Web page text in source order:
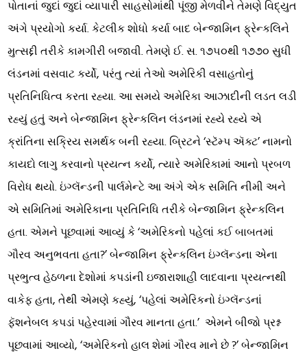
પોતાનાં જુદાં જુદાં વ્યાપારી સાહસોમાંથી પૂંજી મેળવીને તેમણે વિદ્યુત
અંગે પ્રયોગો કર્યા. કેટલીક શોધો કર્યા બાદ બેન્જામિન ફ્રેન્કલિને
મુત્સદ્દી તરીકે કામગીરી બજાવી. તેમણે ઈ. સ. ૧૭૫૦થી ૧૭૭૦ સુધી
લંડનમાં વસવાટ કર્યો, પરંતુ ત્યાં તેઓ અમેરિકી વસાહતોનું
પ્રતિનિધિત્વ કરતા રહ્યા. આ સમયે અમેરિકા આઝાદીની લડત લડી
રહ્યું હતું અને બેન્જામિન ફ્રેન્કલિન લંડનમાં રહ્યે રહ્યે એ
ક્રાંતિના સક્રિય સમર્થક બની રહ્યા. બ્રિટને ‘સ્ટૅમ્પ ઍક્ટ’ નામનો
કાયદો લાગુ કરવાનો પ્રયત્ન કર્યો, ત્યારે અમેરિકામાં આનો પ્રબળ
વિરોધ થયો. ઇંગ્લૅન્ડની પાર્લમેન્ટે આ અંગે એક સમિતિ નીમી અને
એ સમિતિમાં અમેરિકાના પ્રતિનિધિ તરીકે બેન્જામિન ફ્રેન્કલિન
હતા. એમને પૂછવામાં આવ્યું કે ‘અમેરિકનો પહેલાં કઈ બાબતમાં
ગૌરવ અનુભવતા હતા?’ બેન્જામિન ફ્રેન્કલિન ઇંગ્લૅન્ડના એના
પ્રભુત્વ હેઠળના દેશોમાં કપડાંની ઇજારાશાહી લાદવાના પ્રયત્નથી
વાકેફ હતા, તેથી એમણે કહ્યું, ‘પહેલાં અમેરિકનો ઇંગ્લૅન્ડનાં
ફૅશનેબલ કપડાં પહેરવામાં ગૌરવ માનતા હતા.’ એમને બીજો પ્રશ્ન
પૂછવામાં આવ્યો, ‘અમેરિકનો હાલ શેમાં ગૌરવ માને છે ?’ બેન્જામિન